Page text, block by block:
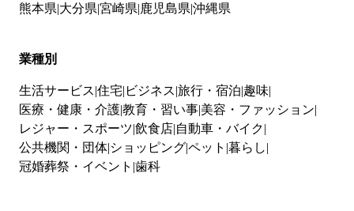
熊本県 大分県 宮崎県 鹿児島県 沖縄県
業種別
生活サービス 住宅 ビジネス 旅行・宿泊 趣味
医療・健康・介護教育・習い事 美容・ファッション
レジャー・スポーツ 飲食店 自動車・バイク
公共機関・団体 ショッピングペット 暮らし
冠婚葬祭・イベント 歯科